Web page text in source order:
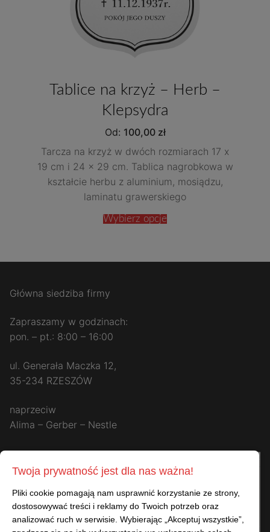
Tablice na krzyż – Herb –
Klepsydra
Od: 100,00 zł
Tarcza na krzyż w dwóch rozmiarach 17 x
19 cm i 24 x 29 cm. Tablica nagrobkowa w
kształcie herbu z aluminium, mosiądzu,
laminatu grawerskiego
Wybierz opcje
Główna siedziba firmy
Zapraszamy w godzinach:
pon. – pt.: 8:00 – 16:00
ul. Generała Maczka 12,
35-234 RZESZÓW
naprzeciw
Alima – Gerber – Nestle
Twoja prywatność jest dla nas ważna!
Pliki cookie pomagają nam usprawnić korzystanie ze strony,
dostosowywać treści i reklamy do Twoich potrzeb oraz
analizować ruch w serwisie. Wybierając „Akceptuj wszystkie”,